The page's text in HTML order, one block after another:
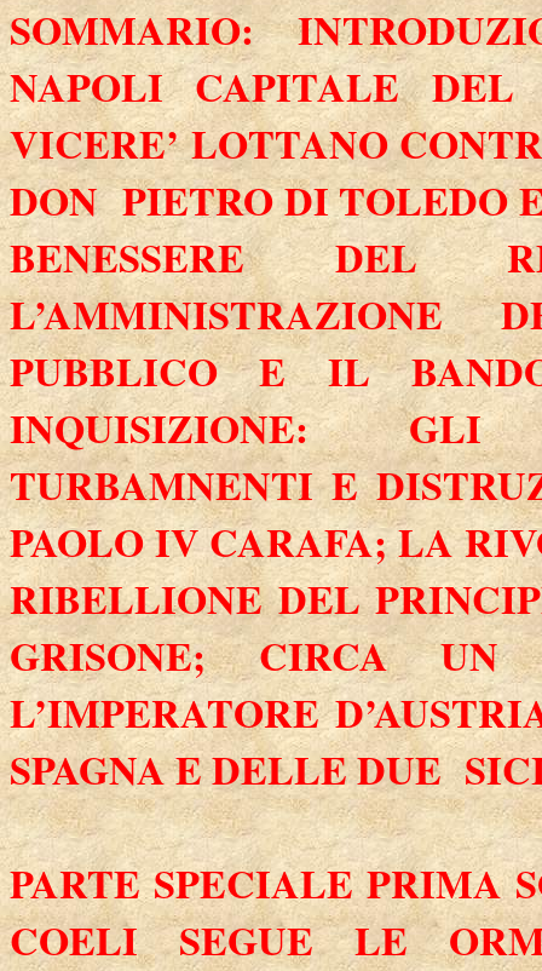
SOMMARIO:
NAPOLI CAPITALE
VICERE’ LOTTANO
DON PIETRO DI TOLEDO
BENESSERE DEL
L’AMMINISTRAZIONE
PUBBLICO E IL
INQUISIZIONE: GLI
TURBAMNENTI E
PAOLO IV CARAFA;LA
RIBELLIONE DEL
GRISONE; CIRCA
L’IMPERATORE
SPAGNA E DELLE DUE
PARTE SPECIALE PRIMA
COELI SEGUE LE